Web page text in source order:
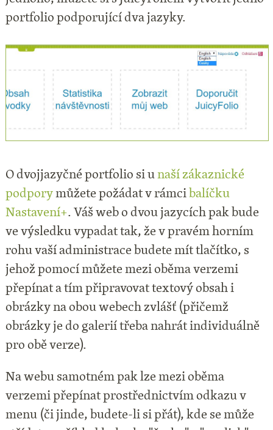
portfolio podporující dva jazyky.
O dvojjazyčné portfolio si unaší zákaznické
podporymůžete požádat v rámcibalíčku
Nastavení+. Váš web o dvou jazycích pak bude
ve výsledku vypadat tak, že v pravém horním
rohu vaší administrace budete mít tlačítko, s
jehož pomocí můžete mezi oběma verzemi
přepínat a tím připravovat textový obsah i
obrázky na obou webech zvlášť (přičemž
obrázky je do galerií třeba nahrát individuálně
pro obě verze).
Na webu samotném pak lzemezi oběma
verzemi přepínat prostřednictvím odkazu v
menu (či jinde, budete-li si přát), kde se může